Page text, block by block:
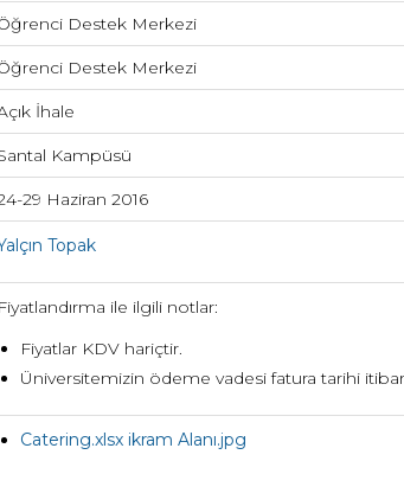
Destek Merkezi
Destek Merkezi
İhale
Kampüsü
29 Haziran 2016
Topak
Fiyatlandırma ile ilgili notlar:
Fiyatlar KDV hariçtir.
Üniversitemizin ödeme vadesi fatura
Catering.xlsx ikram Alanı.jpg